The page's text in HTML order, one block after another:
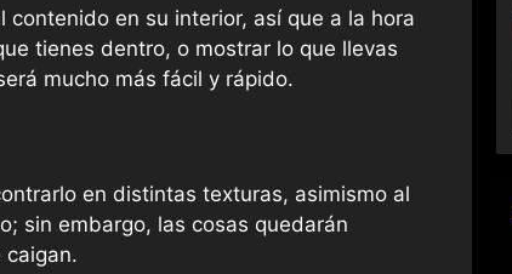
en su interior, así que a la hora
tienes dentro, o mostrar lo que llevas
mucho más fácil y rápido.
en distintas texturas, asimismo al
sin embargo, las cosas quedarán
caigan.